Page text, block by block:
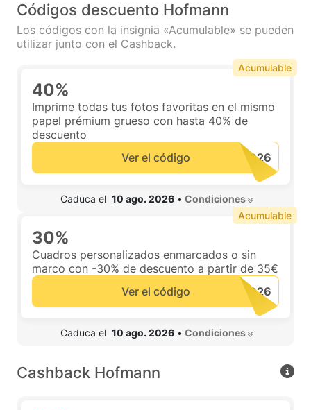
Códigos descuento Hofmann
Los códigos con la insignia «Acumulable» se pueden
utilizar junto con el Cashback.
40%
Imprime todas tus fotos favoritas en el mismo
papel prémium grueso con hasta 40% de
descuento
Ver el código
Caduca el 10 ago. 2026 • Condiciones
Acumulable
30%
Cuadros personalizados enmarcados o sin
marco con -30% de descuento a partir de 35€
Ver el código
Caduca el 10 ago. 2026 • Condiciones
Acumulable
Cashback Hofmann